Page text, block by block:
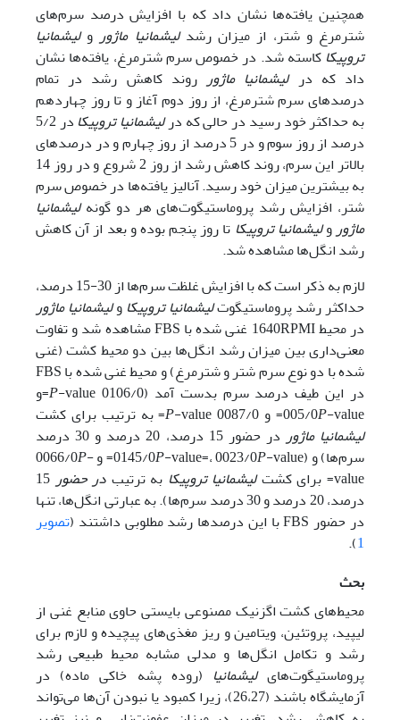
همچنین یافته‌ها نشان داد که با افزایش درصد سرم‌‌های
شترمرغ و شتر، از میزان رشدلیشمانیا ماژورولیشمانیا
تروپیکا کاسته شد. در خصوص سرم شترمرغ، یافته‌ها نشان
داد که درلیشمانیا ماژورروند کاهش رشد در تمام
درصد‌های سرم شترمرغ، از روز دوم آغاز و تا روز چهاردهم
به حداکثر خود رسید در حالی که درلیشمانیا تروپیکا
در 5/2
درصد از روز سوم و در 5 درصد از روز چهارم و در درصد‌های
بالاتر این سرم، روند کاهش رشد از روز 2 شروع و در روز 14
به بیشترین میزان خود رسید. آنالیز یافته‌ها در خصوص سرم
شتر، افزایش رشد پروماستیگوت‌‌های هر دو گونهلیشمانیا
ماژورولیشمانیا تروپیکا تا روز پنجم بوده و بعد از آن کاهش
رشد انگل‌ها مشاهده شد.
لازم به ذکر است که با افزایش غلظت سرم‌ها از 30-15 درصد،
حداکثر رشد پروماستیگوتلیشمانیا تروپیکا ولیشمانیا ماژور
در محیط 1640RPMI غنی شده با FBS مشاهده شد و تفاوت
معنی‌داری بین میزان رشد انگل‌ها بین دو محیط کشت (غنی
شده با دو نوع سرم شتر و شترمرغ) و محیط غنی شده با FBS
در این طیف درصد سرم بدست آمد (0106/0
P-value=و
005/0P-value= و 0087/0 P-value= به ترتیب برای کشت
لیشمانیا ماژور
در حضور 15 درصد، 20 درصد و 30 درصد
سرم‌ها) و (0145/0
P-value=، 0023/0P-value= و 0066/0 P-
value= برای کشت
لیشمانیا تروپیکا به ترتیب در حضور15
درصد، 20 درصد و 30 درصد سرم‌ها). به عبارتی انگل‌ها، تنها
در حضور FBS با این درصد‌ها رشد مطلوبی داشتند (
تصویر
1
).
بحث
محیط‌‌های کشت اگزنیک مصنوعی بایستی حاوی منابع غنی از
لیپید، پروتئین، ویتامین و ریز مغذی‌های پیچیده و لازم برای
رشد و تکامل انگل‌ها و مدلی مشابه محیط طبیعی رشد
پروماستیگوت‌‌هایلیشمانیا (روده پشه خاکی ماده) در
آزمایشگاه باشند (26،27)، زیرا کمبود یا نبودن آن‌ها می‌تواند